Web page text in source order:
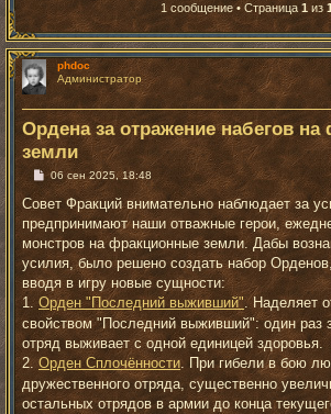
1 сообщение • Страница 1из
phdoc
Администратор
Ордена за отражение набегов
земли
С
о
о
щ
е
н
и
е
06 сен 2025, 18:48
Совет Фракций внимательно наблюдает за
предпринимают наши отважные герои,
монстров на фракционные земли. Дабы
усилия, было решено создать набор
вводя в игру новые сущности:
1. Орден "Последний выживший". Наделяет
свойством "Последний выживший": один раз
отряд выживает с одной единицей здоровья.
2. Орден Сплочённости. При гибели в бою
дружественного отряда, существенно
остальных отрядов в армии до конца